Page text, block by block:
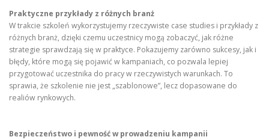
Praktyczne przykłady z różnych branż
W trakcie szkoleń wykorzystujemy rzeczywiste case studies i przykłady z
różnych branż, dzięki czemu uczestnicy mogą zobaczyć, jak różne
strategie sprawdzają się w praktyce. Pokazujemy zarówno sukcesy, jak i
błędy, które mogą się pojawić w kampaniach, co pozwala lepiej
przygotować uczestnika do pracy w rzeczywistych warunkach. To
sprawia, że szkolenie nie jest „szablonowe”, lecz dopasowane do
realiów rynkowych.
Bezpieczeństwo i pewność w prowadzeniu kampanii